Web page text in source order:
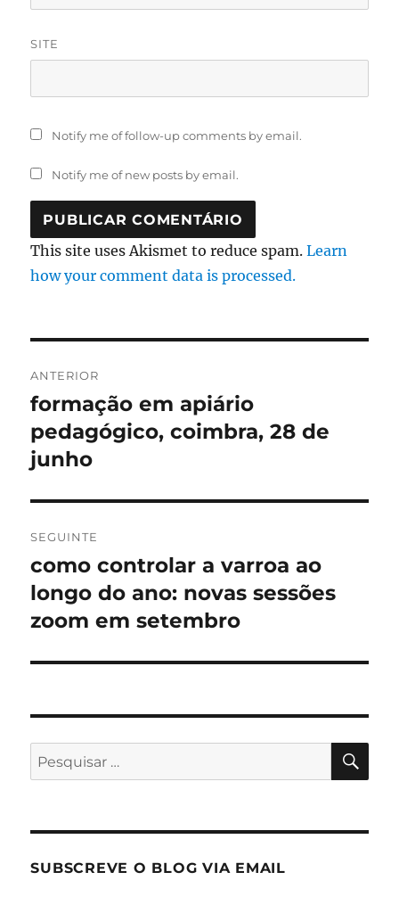
SITE
Notify me of follow-up comments by email.
Notify me of new posts by email.
This site uses Akismet to reduce spam.Learn
how your comment data is processed.
de
artigos
ANTERIOR
Artigo
anterior:
formação em apiário
pedagógico, coimbra, 28 de
junho
SEGUINTE
Artigo
seguinte:
como controlar a varroa ao
longo do ano: novas sessões
zoom em setembro
Pesquisar
por:
SUBSCREVE O BLOG VIA EMAIL